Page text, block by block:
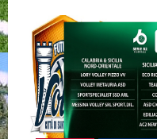
g
a
t